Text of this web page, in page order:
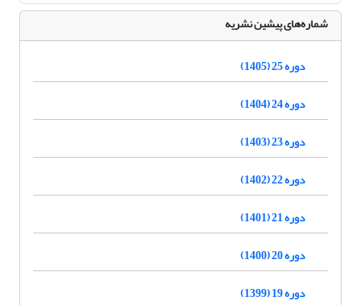
شماره‌های پیشین نشریه
دوره 25 (1405)
دوره 24 (1404)
دوره 23 (1403)
دوره 22 (1402)
دوره 21 (1401)
دوره 20 (1400)
دوره 19 (1399)